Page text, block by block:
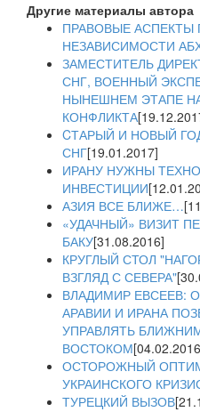
Другие материалы автора
ПРАВОВЫЕ АСПЕКТЫ
НЕЗАВИСИМОСТИ
ЗАМЕСТИТЕЛЬ
СНГ, ВОЕННЫЙ
НЫНЕШНЕМ ЭТАПЕ
КОНФЛИКТА
CТАРЫЙ И НОВЫЙ
СНГ[19.01.2017]
ИРАНУ НУЖНЫ
ИНВЕСТИЦИИ
АЗИЯ ВСЕ БЛИЖЕ…
«УДАЧНЫЙ» ВИЗИТ
БАКУ[31.08.2016]
КРУГЛЫЙ СТОЛ
ВЗГЛЯД С СЕВЕРА"
ВЛАДИМИР ЕВСЕЕВ:
АРАВИИ И ИРАНА
УПРАВЛЯТЬ
ВОСТОКОМ
ОСТОРОЖНЫЙ
УКРАИНСКОГО
ТУРЕЦКИЙ ВЫЗОВ